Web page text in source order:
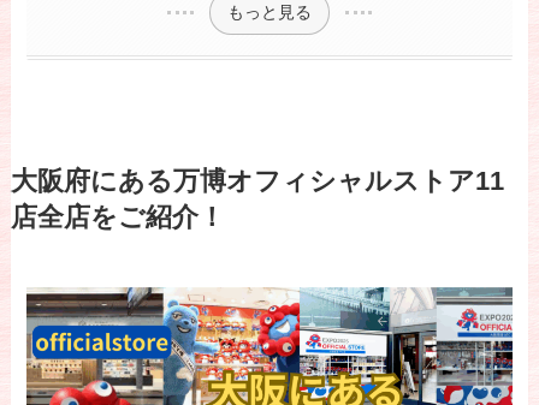
もっと見る
大阪府にある万博オフィシャルストア11
店全店をご紹介！